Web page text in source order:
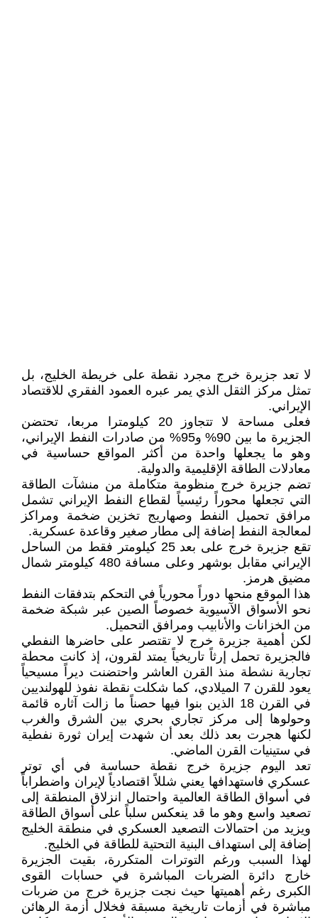
لا تعد جزيرة خرج مجرد نقطة على خريطة الخليج، بل
تمثل مركز الثقل الذي يمر عبره العمود الفقري للاقتصاد
الإيراني.
فعلى مساحة لا تتجاوز 20 كيلومترا مربعا، تحتضن
الجزيرة ما بين 90% و95% من صادرات النفط الإيراني،
وهو ما يجعلها واحدة من أكثر المواقع حساسية في
معادلات الطاقة الإقليمية والدولية.
تضم جزيرة خرج منظومة متكاملة من منشآت الطاقة
التي تجعلها محوراً رئيسياً لقطاع النفط الإيراني تشمل
مرافق تحميل النفط وصهاريج تخزين ضخمة ومراكز
لمعالجة النفط إضافة إلى مطار صغير وقاعدة عسكرية.
تقع ‎جزيرة خرج على بعد 25 كيلومتر فقط من الساحل
الإيراني مقابل بوشهر وعلى مسافة 480 كيلومتر شمال
مضيق هرمز.
هذا الموقع منحها دوراً محورياً في التحكم بتدفقات النفط
نحو الأسواق الآسيوية خصوصاً الصين عبر شبكة ضخمة
من الخزانات والأنابيب ومرافق التحميل.
لكن أهمية ‎جزيرة خرج لا تقتصر على حاضرها النفطي
فالجزيرة تحمل إرثاً تاريخياً يمتد لقرون، إذ كانت محطة
تجارية نشطة منذ القرن العاشر واحتضنت ديراً مسيحياً
يعود للقرن 7 الميلادي، كما شكلت نقطة نفوذ للهولنديين
في القرن 18 الذين بنوا فيها حصناً ما زالت آثاره قائمة
وحولوها إلى مركز تجاري بحري بين الشرق والغرب
لكنها هجرت بعد ذلك بعد أن شهدت إيران ثورة نفطية
في ستينيات القرن الماضي.
تعد اليوم ‎جزيرة خرج نقطة حساسة في أي توتر
عسكري فاستهدافها يعني شللاً اقتصادياً لإيران واضطراباً
في أسواق الطاقة العالمية واحتمال انزلاق المنطقة إلى
تصعيد واسع وهو ما قد ينعكس سلباً على أسواق الطاقة
ويزيد من احتمالات التصعيد العسكري في منطقة الخليج
إضافة إلى استهداف البنية التحتية للطاقة في الخليج.
لهذا السبب ورغم التوترات المتكررة، بقيت الجزيرة
خارج دائرة الضربات المباشرة في حسابات القوى
الكبرى رغم أهميتها حيث نجت جزيرة خرج من ضربات
مباشرة في أزمات تاريخية مسبقة فخلال أزمة الرهائن